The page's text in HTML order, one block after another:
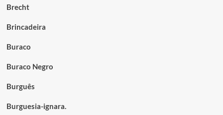
Brecht
Brincadeira
Buraco
Buraco Negro
Burguês
Burguesia-ignara.